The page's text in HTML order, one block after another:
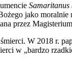
Samaritanus
jako
przez
W 2018 r.
w „bardzo